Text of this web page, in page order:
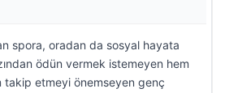
spora, oradan da sosyal hayata
ödün vermek istemeyen hem
takip etmeyi önemseyen genç